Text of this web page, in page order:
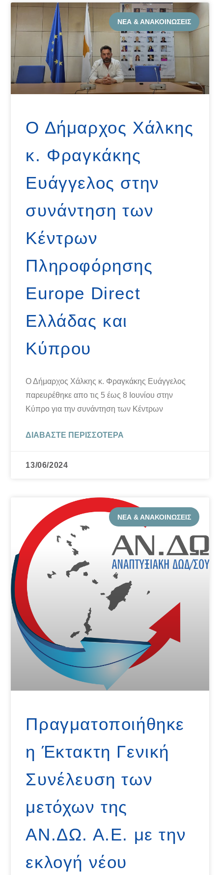
ΝΈΑ & ΑΝΑΚΟΙΝΏΣΕΙΣ
Ο Δήμαρχος Χάλκης
κ. Φραγκάκης
Ευάγγελος στην
συνάντηση των
Κέντρων
Πληροφόρησης
Europe Direct
Ελλάδας και
Κύπρου
Ο Δήμαρχος Χάλκης κ. Φραγκάκης Ευάγγελος
παρευρέθηκε απο τις 5 έως 8 Ιουνίου στην
Κύπρο για την συνάντηση των Κέντρων
ΔΙΑΒΆΣΤΕ ΠΕΡΙΣΣΌΤΕΡΑ
13/06/2024
ΝΈΑ & ΑΝΑΚΟΙΝΏΣΕΙΣ
Πραγματοποιήθηκε
η Έκτακτη Γενική
Συνέλευση των
μετόχων της
ΑΝ.ΔΩ. Α.Ε. με την
εκλογή νέου